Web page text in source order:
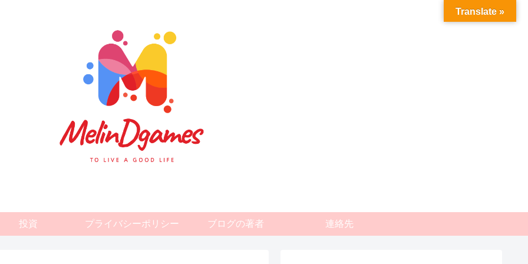
投資 プライバシーポリシー ブログの著者 連絡先
Translate »